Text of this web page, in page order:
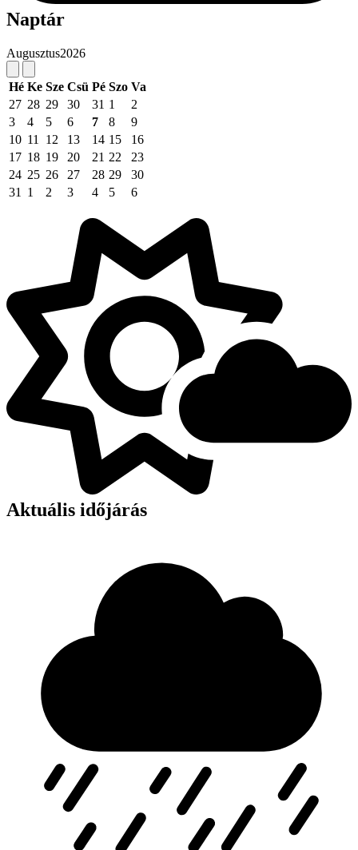
Naptár
Augusztus2026
Hé Ke Sze Csü Pé Szo Va
27 28 29 30 31 1
2
3
4 5 6 7 8
9
10 11 12 13 14 15
16
17 18 19 20 21 22
23
24 25 26 27 28 29
30
31
1 2 3 4 5 6
Aktuális időjárás